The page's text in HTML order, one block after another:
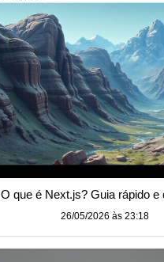
O que é Next.js? Guia rápido e
26/05/2026 às 23:18